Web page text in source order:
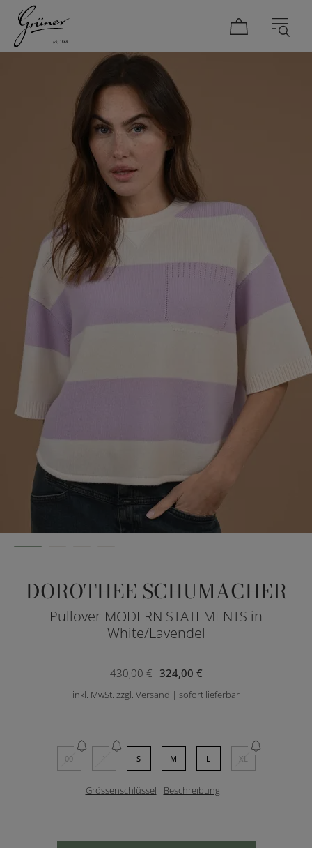
DOROTHEE SCHUMACHER
Pullover MODERN STATEMENTS in
White/Lavendel
324,00 €
430,00 €
inkl. MwSt. zzgl. Versand | sofort lieferbar
00 1 S M L XL
Grössenschlüssel Beschreibung
HERREN